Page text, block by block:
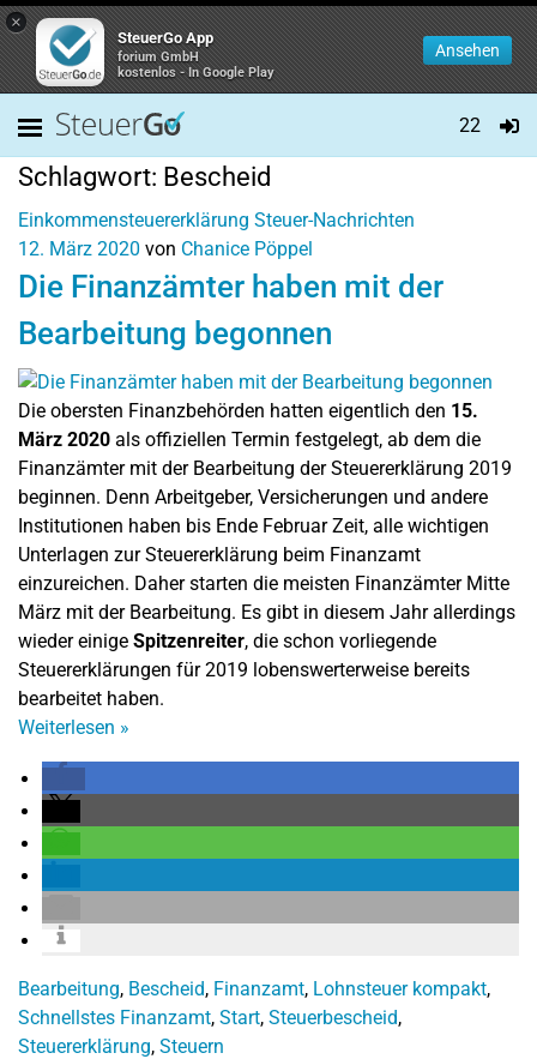
×
SteuerGo App
forium GmbH
kostenlos - In Google Play
Ansehen
22
Schlagwort: Bescheid
Einkommensteuererklärung Steuer-Nachrichten
12. März 2020 von Chanice Pöppel
Die Finanzämter haben mit der
Bearbeitung begonnen
Die obersten Finanzbehörden hatten eigentlich den 15.
März 2020 als offiziellen Termin festgelegt, ab dem die
Finanzämter mit der Bearbeitung der Steuererklärung 2019
beginnen. Denn Arbeitgeber, Versicherungen und andere
Institutionen haben bis Ende Februar Zeit, alle wichtigen
Unterlagen zur Steuererklärung beim Finanzamt
einzureichen. Daher starten die meisten Finanzämter Mitte
März mit der Bearbeitung. Es gibt in diesem Jahr allerdings
wieder einige Spitzenreiter, die schon vorliegende
Steuererklärungen für 2019 lobenswerterweise bereits
bearbeitet haben.
Weiterlesen »
Bearbeitung, Bescheid, Finanzamt, Lohnsteuer kompakt,
Schnellstes Finanzamt, Start, Steuerbescheid,
Steuererklärung, Steuern